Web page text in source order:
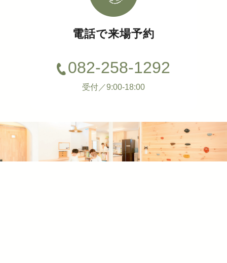
電話で来場予約
082-258-1292
受付／9:00-18:00